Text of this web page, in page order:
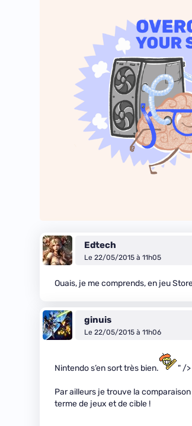
Edtech
Le 22/05/2015 à 11h05
Ouais, je me comprends, en jeu
ginuis
Le 22/05/2015 à 11h06
Nintendo s’en sort très bien. " />
Par ailleurs je trouve la
terme de jeux et de cible !